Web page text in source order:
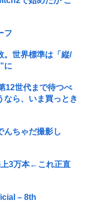
フ
。世界標準は「縦/
に
12世代まで待つべ
なら、いま買っとき
んちゃだ撮影し
上3万本←これ正直
– 8th